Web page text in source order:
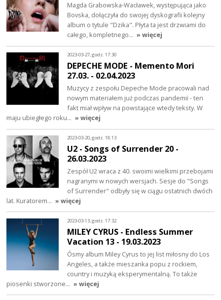
Magda Grabowska-Wacławek, występująca jako
Bovska, dołączyła do swojej dyskografii kolejny
album o tytule "Dzika". Płyta ta jest drzwiami do
całego, kompletnego… » więcej
2023-03-27, godz. 17:30
DEPECHE MODE - Memento Mori
27.03. - 02.04.2023
Muzycy z zespołu Depeche Mode pracowali nad
nowym materiałem już podczas pandemii - ten
fakt miał wpływ na powstające wtedy teksty. W
maju ubiegłego roku… » więcej
2023-03-20, godz. 18:13
U2 - Songs of Surrender 20 -
26.03.2023
Zespół U2 wraca z 40. swoimi wielkimi przebojami
nagranymi w nowych wersjach. Sesje do "Songs
of Surrender" odbyły się w ciągu ostatnich dwóch
lat. Kuratorem… » więcej
2023-03-13, godz. 17:32
MILEY CYRUS - Endless Summer
Vacation 13 - 19.03.2023
Ósmy album Miley Cyrus to jej list miłosny do Los
Angeles, a także mieszanka popu z rockiem,
country i muzyką eksperymentalną. To także
piosenki stworzone… » więcej